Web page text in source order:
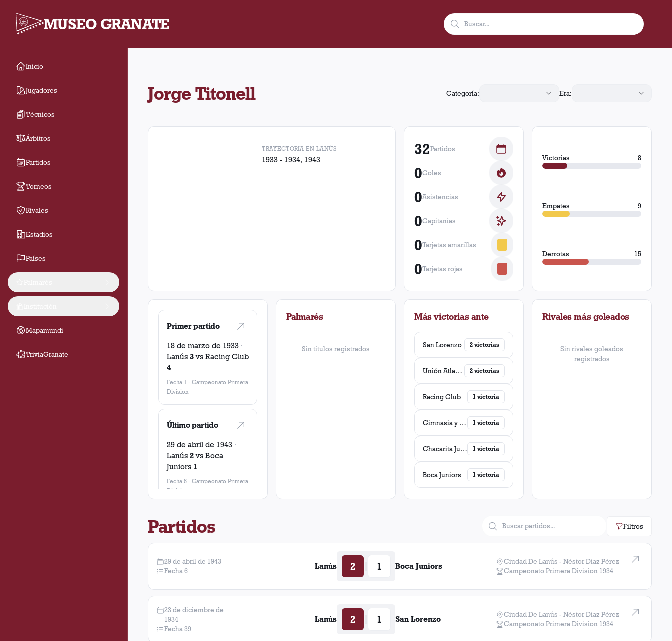
MUSEO GRANATE
Inicio
Jugadores
Técnicos
Árbitros
Partidos
Torneos
Rivales
Estadios
Países
Mapamundi
TriviaGranate
Jorge Titonell Categoría: Era:
TRAYECTORIA EN LANÚS
1933 - 1934, 1943
32Partidos
0Goles
0Asistencias
0Capitanías
0Tarjetas amarillas
0Tarjetas rojas
Victorias 8
Empates 9
Derrotas 15
Primer partido
18 de marzo de 1933 ·
Lanús 3vs Racing Club
4
Fecha 1 - Campeonato Primera
Division
Último partido
29 de abril de 1943 ·
Lanús 2vs Boca
Juniors 1
Fecha 6 - Campeonato Primera
Division
Palmarés
Sin títulos registrados
Más victorias ante
San Lorenzo 2 victorias
Unión Atlanta y Argentinos Juniors 2 victorias
Racing Club 1 victoria
Gimnasia y Esgrima (La Plata) 1 victoria
Chacarita Juniors 1 victoria
Boca Juniors 1 victoria
Rivales más goleados
Sin rivales goleados
registrados
Partidos Filtros
29 de abril de 1943
Fecha 6
Lanús 2 1 Boca Juniors
Ciudad De Lanús - Néstor Diaz Pérez
Campeonato Primera Division 1934
23 de diciembre de
1934
Fecha 39
Lanús 2 1 San Lorenzo
Ciudad De Lanús - Néstor Diaz Pérez
Campeonato Primera Division 1934